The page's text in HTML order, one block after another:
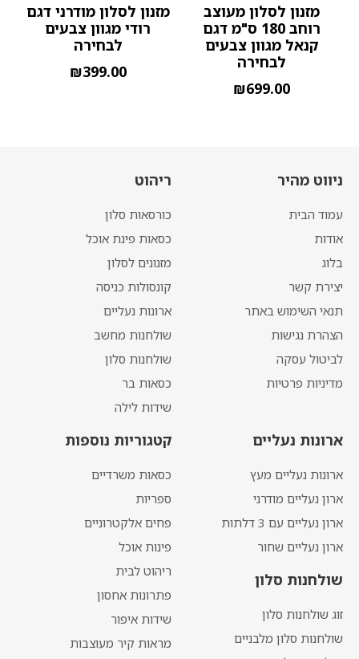
מזנון לסלון מעוצב
רוחב 180 ס"מ דגם
קנאל מגוון צבעים
לבחירה
₪699.00
מזנון לסלון מודרני דגם
רודי מגוון צבעים
לבחירה
₪399.00
ניווט מהיר
עמוד הבית
אודות
בלוג
יצירת קשר
תנאי השימוש באתר
הצהרת נגישות
לביטול עסקה
מדיניות פרטיות
ריהוט
כורסאות סלון
כסאות פינת אוכל
מזנונים לסלון
קונסולות כניסה
ארונות נעליים
שולחנות מחשב
שולחנות סלון
כסאות בר
שידות לילה
ארונות נעליים
ארונות נעליים מעץ
ארון נעליים מודרני
ארון נעליים עם 3 דלתות
ארון נעליים שחור
שולחנות סלון
זוג שולחנות סלון
שולחנות סלון מלבניים
קטגוריות נוספות
כסאות משרדיים
ספריות
פחים אלקטרוניים
פינות אוכל
ריהוט לבית
פתרונות אחסון
שידות איפור
מראות קיר מעוצבות